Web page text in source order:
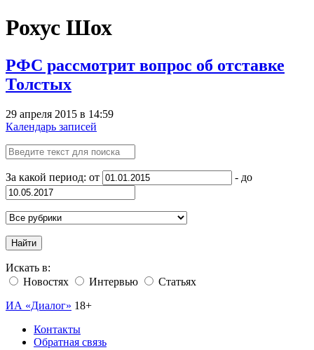
Рохус Шох
РФС рассмотрит вопрос об отставке
Толстых
29 апреля 2015 в 14:59
Календарь записей
За какой период: от - до
Найти
Искать в:
Новостях
Интервью
Статьях
ИА «Диалог» 18+
Контакты
Обратная связь